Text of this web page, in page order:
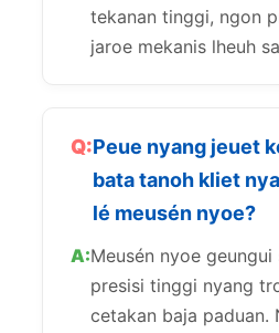
tekanan tinggi, ngon
jaroe mekanis lheuh
Peue nyang jeuet
bata tanoh kliet
lé meusén nyoe?
Meusén nyoe
presisi tinggi nyang
cetakan baja paduan.